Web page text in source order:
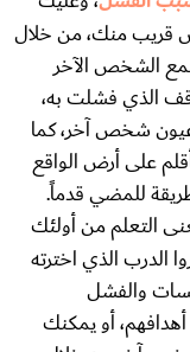
قريب منك، من خلال
الشخص الآخر
الذي فشلت به،
شخص آخر، كما
على أرض الواقع
للمضي قدماً.
التعلم من أولئك
الدرب الذي اخترته
والفشل
أو يمكنك